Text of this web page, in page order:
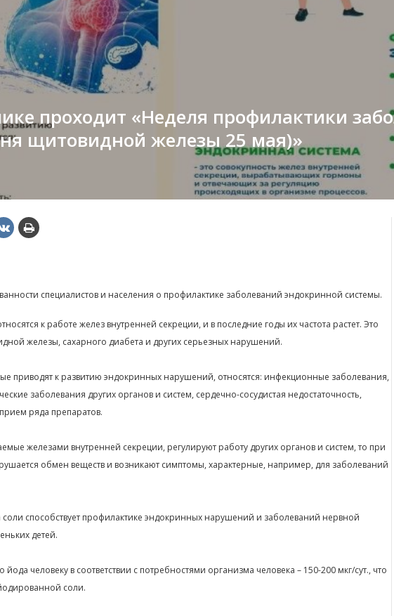
проходит «Неделя профилактики
щитовидной железы 25 мая)»
специалистов и населения о профилактике заболеваний эндокринной системы.
к работе желез внутренней секреции, и в последние годы их частота растет. Это
железы, сахарного диабета и других серьезных нарушений.
приводят к развитию эндокринных нарушений, относятся: инфекционные заболевания,
заболевания других органов и систем, сердечно-сосудистая недостаточность,
ряда препаратов.
железами внутренней секреции, регулируют работу других органов и систем, то при
обмен веществ и возникают симптомы, характерные, например, для заболеваний
способствует профилактике эндокринных нарушений и заболеваний нервной
детей.
человеку в соответствии с потребностями организма человека – 150-200 мкг/сут., что
соли.